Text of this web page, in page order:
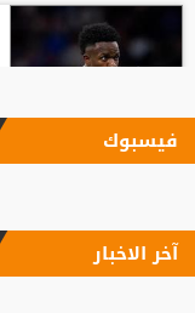
فيسبوك
آخر الاخبار